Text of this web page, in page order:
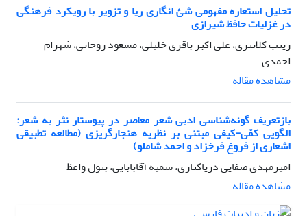
تحلیل استعاره مفهومی شئ‌ انگاری ریا و تزویر با رویکرد فرهنگی
در غزلیات حافظ شیرازی
زینب کلانتری، علی اکبر باقری خلیلی، مسعود روحانی، شهرام
احمدی
مشاهده مقاله
بازتعریف گونه‌شناسی ادبی شعر معاصر در پیوستار نثر به شعر:
الگویی کمّی-کیفی مبتنی بر نظریه هنجارگریزی (مطالعه تطبیقی
اشعاری از فروغ فرخزاد و احمد شاملو)
امیرمهدی صفایی دریاکناری، سمیه آقابابایی، بتول واعظ
مشاهده مقاله